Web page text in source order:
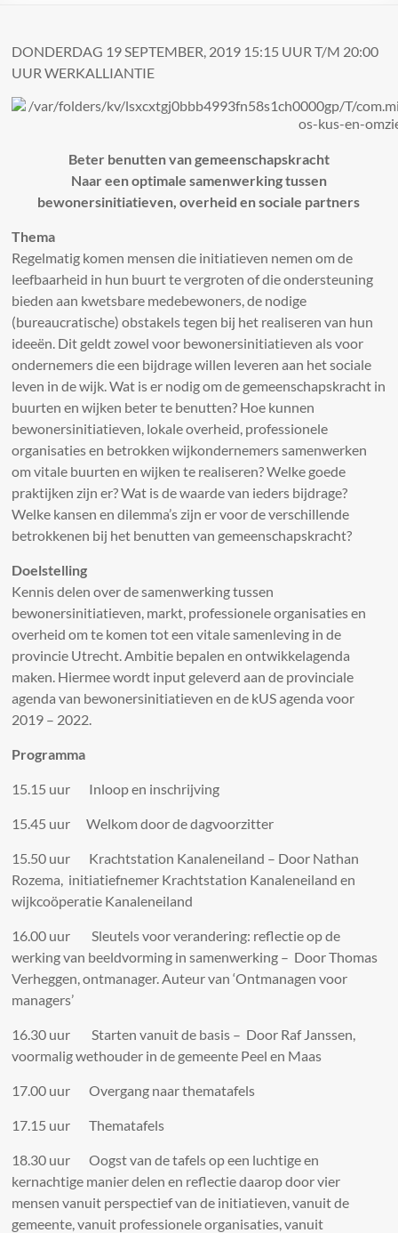
DONDERDAG 19 SEPTEMBER, 2019 15:15 UUR T/M 20:00
UUR WERKALLIANTIE
Beter benutten van gemeenschapskracht
Naar een optimale samenwerking tussen
bewonersinitiatieven, overheid en sociale partners
Thema
Regelmatig komen mensen die initiatieven nemen om de
leefbaarheid in hun buurt te vergroten of die ondersteuning
bieden aan kwetsbare medebewoners, de nodige
(bureaucratische) obstakels tegen bij het realiseren van hun
ideeën. Dit geldt zowel voor bewonersinitiatieven als voor
ondernemers die een bijdrage willen leveren aan het sociale
leven in de wijk. Wat is er nodig om de gemeenschapskracht in
buurten en wijken beter te benutten? Hoe kunnen
bewonersinitiatieven, lokale overheid, professionele
organisaties en betrokken wijkondernemers samenwerken
om vitale buurten en wijken te realiseren? Welke goede
praktijken zijn er? Wat is de waarde van ieders bijdrage?
Welke kansen en dilemma’s zijn er voor de verschillende
betrokkenen bij het benutten van gemeenschapskracht?
Doelstelling
Kennis delen over de samenwerking tussen
bewonersinitiatieven, markt, professionele organisaties en
overheid om te komen tot een vitale samenleving in de
provincie Utrecht. Ambitie bepalen en ontwikkelagenda
maken. Hiermee wordt input geleverd aan de provinciale
agenda van bewonersinitiatieven en de kUS agenda voor
2019 – 2022.
Programma
15.15 uur Inloop en inschrijving
15.45 uur Welkom door de dagvoorzitter
15.50 uur Krachtstation Kanaleneiland – Door Nathan
Rozema, initiatiefnemer Krachtstation Kanaleneiland en
wijkcoöperatie Kanaleneiland
16.00 uur Sleutels voor verandering: reflectie op de
werking van beeldvorming in samenwerking – Door Thomas
Verheggen, ontmanager. Auteur van ‘Ontmanagen voor
managers’
16.30 uur Starten vanuit de basis – Door Raf Janssen,
voormalig wethouder in de gemeente Peel en Maas
17.00 uur Overgang naar thematafels
17.15 uur Thematafels
18.30 uur Oogst van de tafels op een luchtige en
kernachtige manier delen en reflectie daarop door vier
mensen vanuit perspectief van de initiatieven, vanuit de
gemeente, vanuit professionele organisaties, vanuit